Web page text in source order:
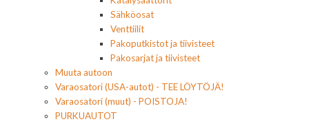
Sähköosat
Venttiilit
Pakoputkistot ja tiivisteet
Pakosarjat ja tiivisteet
Muuta autoon
Varaosatori (USA-autot) - TEE LÖYTÖJÄ!
Varaosatori (muut) - POISTOJA!
PURKUAUTOT